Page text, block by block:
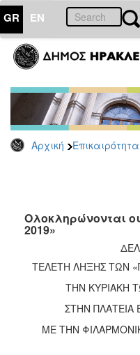
GR EN
Αρχική Επικαιρότητα
ΕΠΙΚΑΙΡΟΤΗΤΑ
Τύπου
Αρχείο
2026
2025
2022
Ολοκληρώνονται
2019»
ΤΕΛΕΤΗ ΛΗΞΗΣ ΤΩΝ
ΤΗΝ ΚΥΡΙΑΚΗ
ΣΤΗΝ ΠΛΑΤΕΙΑ
ΜΕ ΤΗΝ